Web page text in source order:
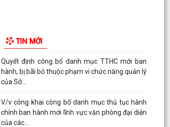
TIN MỚI
Cộng Hòa
Quyết định công bố danh mục TTHC mới ban
hành, bị bãi bỏ thuộc phạm vi chức năng quản lý
của Sở...
V/v công khai công bố danh mục thủ tục hành
chính ban hành mới lĩnh vực văn phòng đại diện
của các...